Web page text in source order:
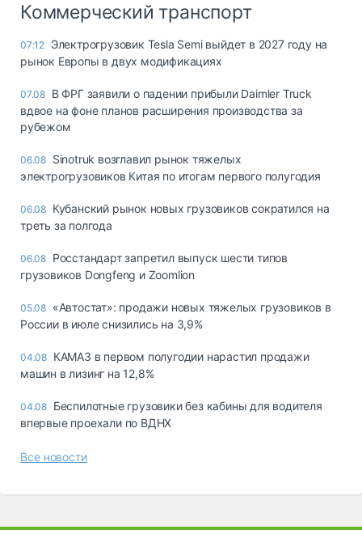
Коммерческий транспорт
07:12 Электрогрузовик Tesla Semi выйдет в 2027 году на
рынок Европы в двух модификациях
07.08 В ФРГ заявили о падении прибыли Daimler Truck
вдвое на фоне планов расширения производства за
рубежом
06.08 Sinotruk возглавил рынок тяжелых
электрогрузовиков Китая по итогам первого полугодия
06.08 Кубанский рынок новых грузовиков сократился на
треть за полгода
06.08 Росстандарт запретил выпуск шести типов
грузовиков Dongfeng и Zoomlion
05.08 «Автостат»: продажи новых тяжелых грузовиков в
России в июле снизились на 3,9%
04.08 КАМАЗ в первом полугодии нарастил продажи
машин в лизинг на 12,8%
04.08 Беспилотные грузовики без кабины для водителя
впервые проехали по ВДНХ
Все новости